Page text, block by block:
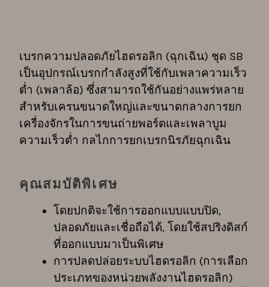
เบรกความปลอดภัยไฮดรอลิก (ฉุกเฉิน) ชุด SB
เป็นอุปกรณ์เบรกกำลังสูงที่ใช้กับเพลาความเร็ว
ต่ำ (เพลาล้อ) ซึ่งสามารถใช้กันอย่างแพร่หลาย
สำหรับเครนขนาดใหญ่และขนาดกลางการยก
เครื่องจักรในการขนถ่ายพอร์ตและเพลาบูม
ความเร็วต่ำ กลไกการยกเบรกนิรภัยฉุกเฉิน
คุณสมบัติพิเศษ
โดยปกติจะใช้การออกแบบแบบปิด,
ปลอดภัยและเชื่อถือได้, โดยใช้สปริงดิสก์
ที่ออกแบบมาเป็นพิเศษ
การปลดปล่อยระบบไฮดรอลิก (การเลือก
ประเภทของหน่วยพลังงานไฮดรอลิก)